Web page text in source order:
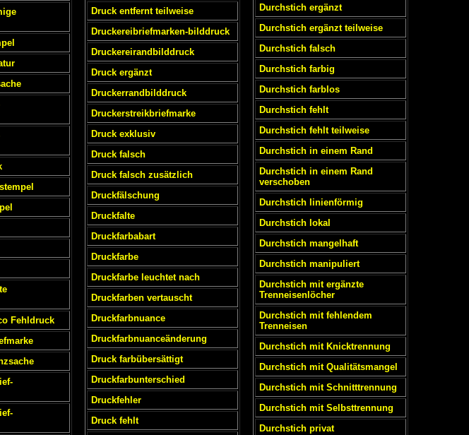
Fehldruck
Druck entfernt teilweise
Druckereibriefmarken-bilddruck
Druckereirandbilddruck
Druck ergänzt
Druckerrandbilddruck
Druckerstreikbriefmarke
Druck exklusiv
Druck falsch
Druck falsch zusätzlich
Druckfälschung
Druckfalte
Druckfarbabart
Druckfarbe
Druckfarbe leuchtet nach
Druckfarben vertauscht
Druckfarbnuance
Druckfarbnuanceänderung
Druck farbübersättigt
Druckfarbunterschied
Druckfehler
Druck fehlt
Durchstich ergänzt
Durchstich ergänzt teilweise
Durchstich falsch
Durchstich farbig
Durchstich farblos
Durchstich fehlt
Durchstich fehlt teilweise
Durchstich in einem Rand
Durchstich in einem Rand
verschoben
Durchstich linienförmig
Durchstich lokal
Durchstich mangelhaft
Durchstich manipuliert
Durchstich mit ergänzte
Trenneisenlöcher
Durchstich mit fehlendem
Trenneisen
Durchstich mit Knicktrennung
Durchstich mit Qualitätsmangel
Durchstich mit Schnitttrennung
Durchstich mit Selbsttrennung
Durchstich privat